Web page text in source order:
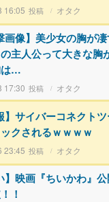
16:05 オタク
画像】美少女の胸が
主人公って大きな
は…
17:30 オタク
】サイバーコネクト
クされるｗｗｗｗ
23:45 オタク
】映画『ちいかわ』
！